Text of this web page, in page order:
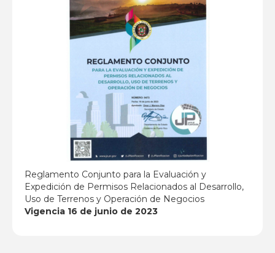
Reglamento Conjunto para la Evaluación y
Expedición de Permisos Relacionados al Desarrollo,
Uso de Terrenos y Operación de Negocios
Vigencia 16 de junio de 2023